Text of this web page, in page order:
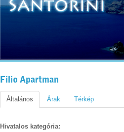
Filio Apartman
Általános Árak Térkép
Hivatalos kategória: